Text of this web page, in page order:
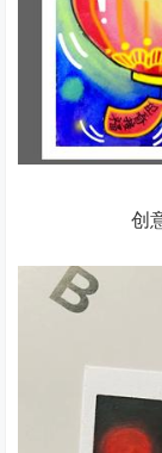
创